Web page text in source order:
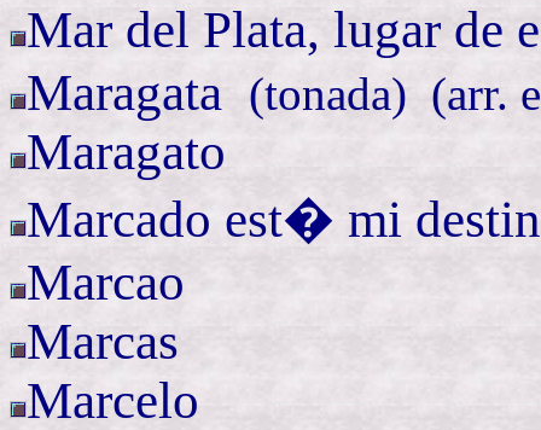
Mar del Plata, lugar de
Maragata (tonada) (arr.
Maragato
Marcado est� mi
Marcao
Marcas
Marcelo